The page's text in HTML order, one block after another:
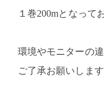
１巻200mとなって
環境やモニターの
ご了承お願いします